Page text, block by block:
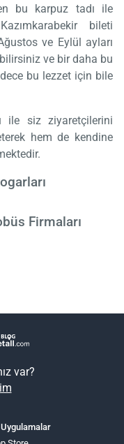
bu karpuz tadı ile
bileti
ve Eylül ayları
ve bir daha bu
bu lezzet için bile
ile siz ziyaretçilerini
hem de kendine
Firmaları
var?